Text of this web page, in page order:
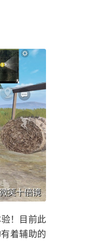
！目前此
着辅助的